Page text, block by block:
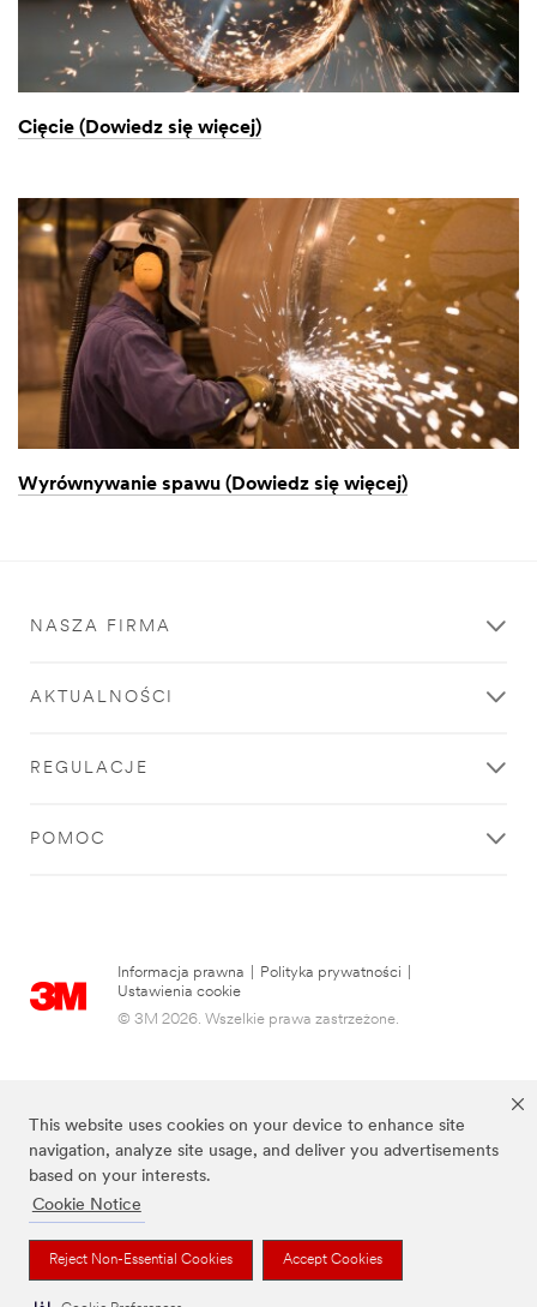
This website uses cookies on your device to enhance site
navigation, analyze site usage, and deliver you advertisements
based on your interests.
Cookie Notice
Reject Non-Essential Cookies Accept Cookies
Cięcie (Dowiedz się więcej)
Wyrównywanie spawu (Dowiedz się więcej)
NASZA FIRMA
AKTUALNOŚCI
REGULACJE
POMOC
Informacja prawna Polityka prywatności
Ustawienia cookie
© 3M 2026. Wszelkie prawa zastrzeżone.
Wymienione marki są znakami towarowymi firmy 3M.